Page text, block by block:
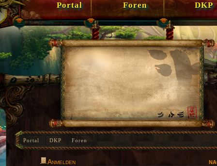
Portal Foren DKP
Portal DKP Foren
Anmelden